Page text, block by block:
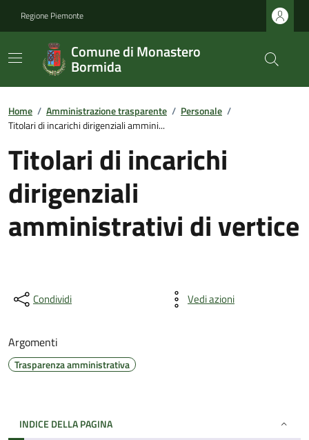
Regione Piemonte
Comune di Monastero
Bormida
Home / Amministrazione trasparente / Personale /
Titolari di incarichi dirigenziali ammini...
Titolari di incarichi
dirigenziali
amministrativi di vertice
Condividi Vedi azioni
Argomenti
Trasparenza amministrativa
INDICE DELLA PAGINA